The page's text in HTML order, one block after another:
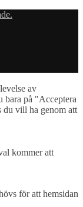
av
bara på "Acceptera
vill ha genom att
kommer att
för att hemsidan